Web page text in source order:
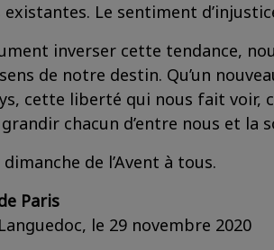
Le sentiment
inverser cette tendance,
de notre destin. Qu’un
cette liberté qui nous fait voir,
chacun d’entre nous et la
de l’Avent à tous.
Paris
le 29 novembre 2020